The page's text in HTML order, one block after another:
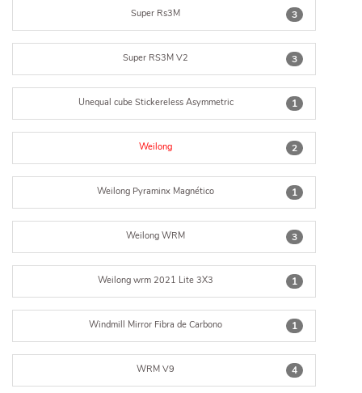
3
Super Rs3M
3
Super RS3M V2
1
Unequal cube Stickereless Asymmetric
2
Weilong
1
Weilong Pyraminx Magnético
3
Weilong WRM
1
Weilong wrm 2021 Lite 3X3
1
Windmill Mirror Fibra de Carbono
4
WRM V9